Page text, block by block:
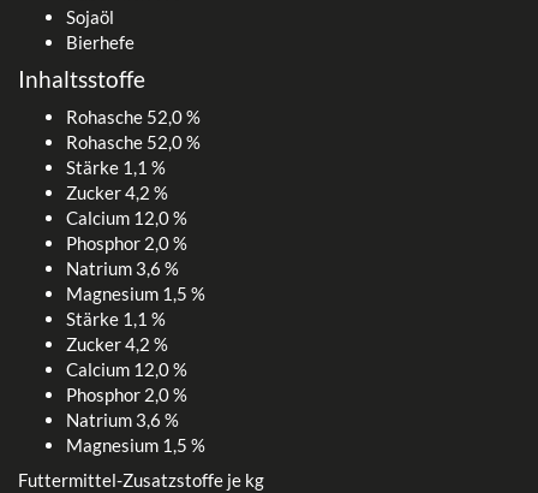
Sojaöl
Bierhefe
Inhaltsstoffe
Rohasche 52,0 %
Rohasche 52,0 %
Stärke 1,1 %
Zucker 4,2 %
Calcium 12,0 %
Phosphor 2,0 %
Natrium 3,6 %
Magnesium 1,5 %
Stärke 1,1 %
Zucker 4,2 %
Calcium 12,0 %
Phosphor 2,0 %
Natrium 3,6 %
Magnesium 1,5 %
Futtermittel-Zusatzstoffe je kg